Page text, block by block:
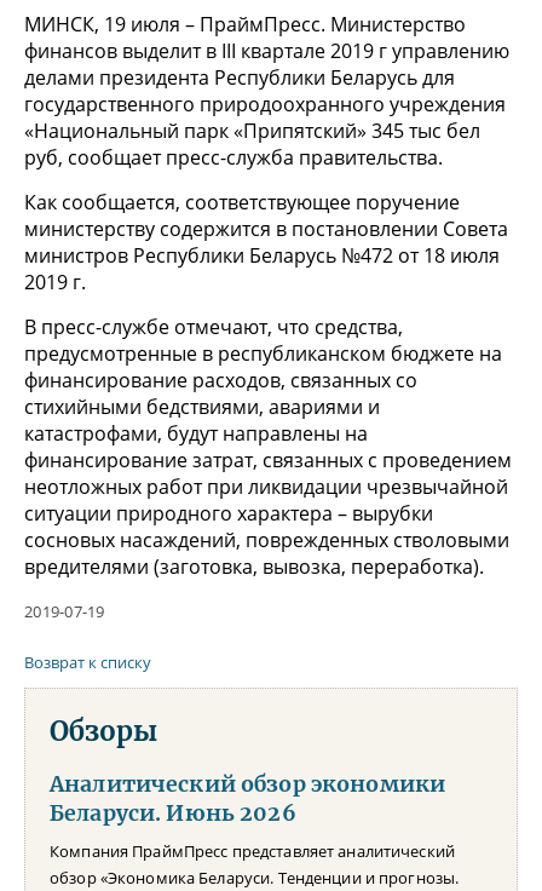
МИНСК, 19 июля – ПраймПресс. Министерство
финансов выделит в III квартале 2019 г управлению
делами президента Республики Беларусь для
государственного природоохранного учреждения
«Национальный парк «Припятский» 345 тыс бел
руб, сообщает пресс-служба правительства.
Как сообщается, соответствующее поручение
министерству содержится в постановлении Совета
министров Республики Беларусь №472 от 18 июля
2019 г.
В пресс-службе отмечают, что средства,
предусмотренные в республиканском бюджете на
финансирование расходов, связанных со
стихийными бедствиями, авариями и
катастрофами, будут направлены на
финансирование затрат, связанных с проведением
неотложных работ при ликвидации чрезвычайной
ситуации природного характера – вырубки
сосновых насаждений, поврежденных стволовыми
вредителями (заготовка, вывозка, переработка).
2019-07-19
Возврат к списку
Обзоры
Аналитический обзор экономики
Беларуси. Июнь 2026
Компания ПраймПресс представляет аналитический
обзор «Экономика Беларуси. Тенденции и прогнозы.